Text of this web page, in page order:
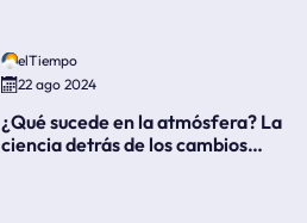
elTiempo
22 ago 2024
¿Qué sucede en la atmósfera? La
ciencia detrás de los cambios